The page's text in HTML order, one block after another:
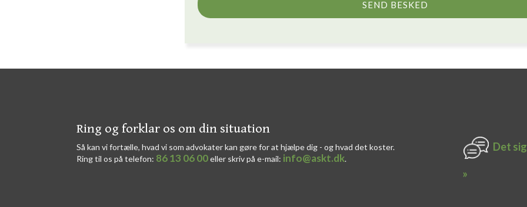
​​Ring og forklar os om din situation
Så kan vi fortælle, hvad vi som advokater kan gøre for at hjælpe dig - og hvad det koster.
Ring til os på telefon: 86 13 06 00eller skriv på e-mail: info@askt.dk​.​
Det
»